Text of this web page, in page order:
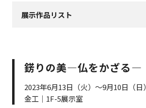
展示作品リスト
錺りの美―仏をかざる―
2023年6月13日（火）～9月10日（日）
金工｜1F-5展示室